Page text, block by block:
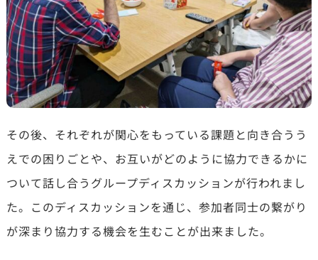
その後、それぞれが関心をもっている課題と向き合うう
えでの困りごとや、お互いがどのように協力できるかに
ついて話し合うグループディスカッションが行われまし
た。このディスカッションを通じ、参加者同士の繋がり
が深まり協力する機会を生むことが出来ました。